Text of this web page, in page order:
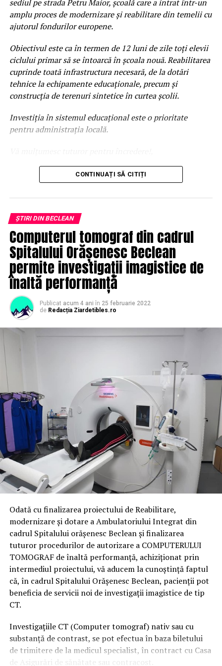
sediul pe strada Petru Maior, școală care a intrat într-un
amplu proces de modernizare și reabilitare din temelii cu
ajutorul fondurilor europene.
Obiectivul este ca în termen de 12 luni de zile toți elevii
ciclului primar să se întoarcă în școala nouă. Reabilitarea
cuprinde toată infrastructura necesară, de la dotări
tehnice la echipamente educaționale, precum și
construcția de terenuri sintetice în curtea școlii.
Investiția în sistemul educațional este o prioritate
pentru administrația locală.
informează Nicolae Moldovan,
CONTINUAȚI SĂ CITIȚI
ȘTIRI DIN BECLEAN
Computerul tomograf din cadrul
Spitalului Orășenesc Beclean
permite investigații imagistice de
înaltă performanță
Publicat acum 4 ani în 25 februarie 2022
de Redacția Ziardetibles.ro
Odată cu finalizarea proiectului de Reabilitare,
modernizare și dotare a Ambulatoriului Integrat din
cadrul Spitalului orășenesc Beclean și finalizarea
tuturor procedurilor de autorizare a COMPUTERULUI
TOMOGRAF de înaltă performanță, achiziționat prin
intermediul proiectului, vă aducem la cunoștință faptul
că, în cadrul Spitalului Orășenesc Beclean, pacienții pot
beneficia de servicii noi de investigații imagistice de tip
CT.
Investigațiile CT (Computer tomograf) nativ sau cu
substanță de contrast, se pot efectua în baza biletului
de trimitere de la medicul specialist, în contract cu Casa
de Asigurări de sănătate sau contracost.